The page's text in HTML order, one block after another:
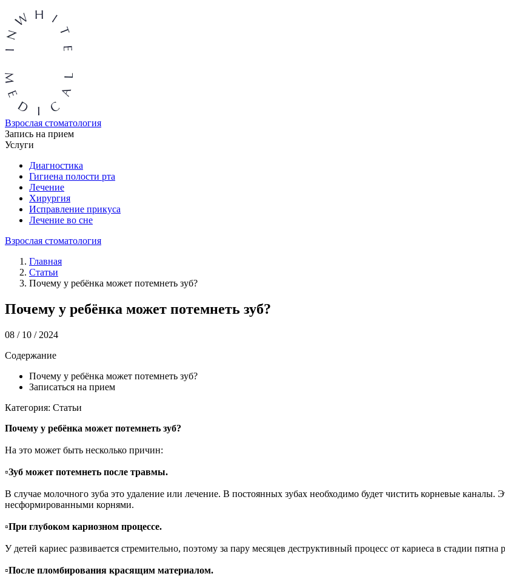
Взрослая стоматология
Запись на прием
Услуги
Диагностика
Гигиена полости рта
Лечение
Хирургия
Исправление прикуса
Лечение во сне
Взрослая стоматология
Главная
Статьи
Почему у ребёнка может потемнеть зуб?
Почему у ребёнка может потемнеть зуб?
08 / 10 / 2024
Содержание
Почему у ребёнка может потемнеть зуб?
Записаться на прием
Категория: Статьи
Почему у ребёнка может потемнеть зуб?
На это может быть несколько причин:
▫️Зуб может потемнеть после травмы.
В случае молочного зуба это удаление или лечение. В постоянных зубах необходимо будет чистить корневые
несформированными корнями.
▫️При глубоком кариозном процессе.
У детей кариес развивается стремительно, поэтому за пару месяцев деструктивный процесс от кариеса в стадии
▫️После пломбирования красящим материалом.